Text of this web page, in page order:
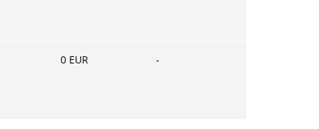
0 EUR -